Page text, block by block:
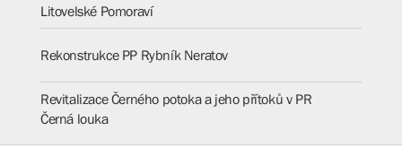
Litovelské Pomoraví
Rekonstrukce PP Rybník Neratov
Revitalizace Černého potoka a jeho přítoků v PR
Černá louka